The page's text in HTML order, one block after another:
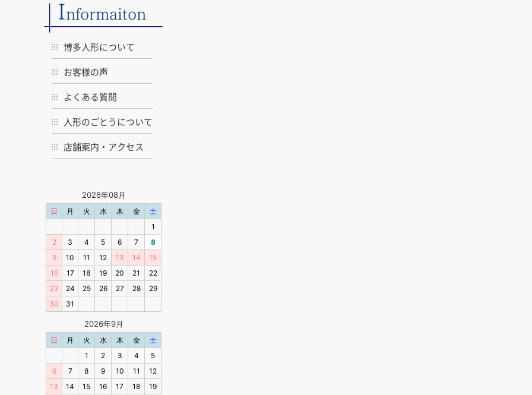
Informaiton
博多人形について
お客様の声
よくある質問
人形のごとうについて
店舗案内・アクセス